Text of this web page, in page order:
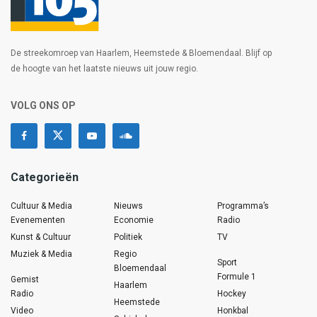
De streekomroep van Haarlem, Heemstede & Bloemendaal. Blijf op
de hoogte van het laatste nieuws uit jouw regio.
VOLG ONS OP
Categorieën
Cultuur & Media
Evenementen
Kunst & Cultuur
Muziek & Media
Gemist
Radio
Video
Nieuws
Economie
Politiek
Regio
Bloemendaal
Haarlem
Heemstede
Programma’s
Radio
TV
Sport
Formule 1
Hockey
Honkbal